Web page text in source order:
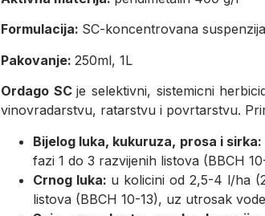
Formulacija: SC-koncentrovana suspenzija
Pakovanje: 250ml, 1L
Ordago SCje selektivni, sistemicni
vinovradarstvu, ratarstvu i povrtarstvu.
Bijelog luka, kukuruza, prosa i sirka:
fazi 1 do 3 razvijenih listova (BBCH
Crnog luka: u kolicini od 2,5-4 l/ha
listova (BBCH 10-13), uz utrosak